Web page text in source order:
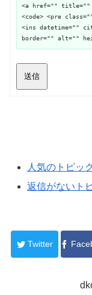
<a href="" title=""
<code> <pre
<ins datetime=""
border="" alt=""
送信
人気のトピッ
返信がないト
Twitter